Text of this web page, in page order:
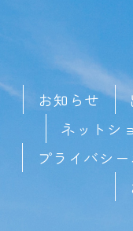
お知らせ
ネットシ
プライバシ